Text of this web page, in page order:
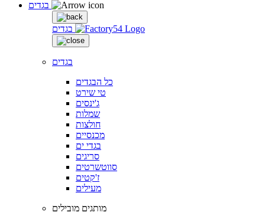
בגדים
בגדים
כל הבגדים
טי שירט
ג'ינסים
שמלות
חולצות
מכנסיים
בגדי ים
סריגים
סווטשרטים
ז'קטים
מעילים
מותגים מובילים